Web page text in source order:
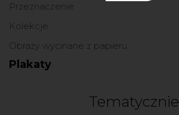
Przeznaczenie
Kolekcje
Obrazy wycinane z papieru
Plakaty
Tematycznie